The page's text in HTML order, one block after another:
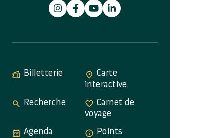
Billetterie
Carte
interactive
Recherche
Carnet de
voyage
Agenda
Points